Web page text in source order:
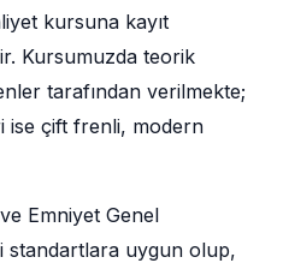
kursuna kayıt
Kursumuzda teorik
tarafından verilmekte;
ise çift frenli, modern
Emniyet Genel
uygun olup,